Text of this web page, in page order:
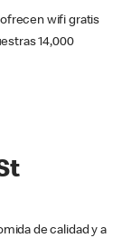
ofrecen wifi gratis
14,000
de calidad y a